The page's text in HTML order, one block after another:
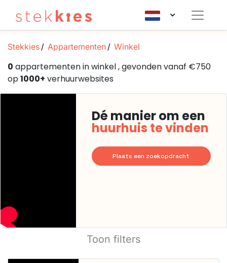
Stekkies Appartementen Winkel
0 appartementen in winkel , gevonden vanaf €750
op1000+ verhuurwebsites
Dé manier om een
huurhuis te vinden
Plaats een zoekopdracht
Toon filters